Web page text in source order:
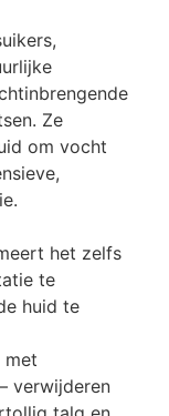
Ze
om vocht
het zelfs
te
huid te
met
– verwijderen